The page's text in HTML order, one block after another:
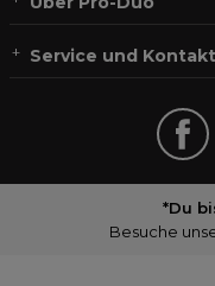
Service und Kontakt
*Du
Besuche